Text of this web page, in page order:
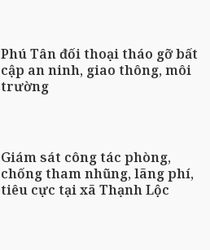
Phú Tân đối thoại tháo gỡ bất
cập an ninh, giao thông, môi
trường
Giám sát công tác phòng,
chống tham nhũng, lãng phí,
tiêu cực tại xã Thạnh Lộc